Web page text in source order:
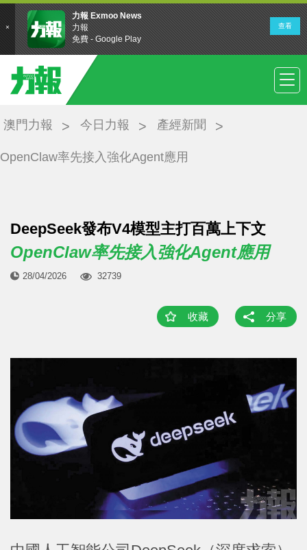
澳門力報 今日力報 產經新聞
OpenClaw率先接入強化Agent應用
DeepSeek發布V4模型主打百萬上下文
OpenClaw率先接入強化Agent應用
28/04/2026 32739
收藏 分享